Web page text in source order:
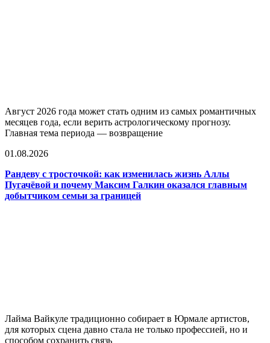
Август 2026 года может стать одним из самых романтичных
месяцев года, если верить астрологическому прогнозу.
Главная тема периода — возвращение
01.08.2026
Рандеву с тросточкой: как изменилась жизнь Аллы
Пугачёвой и почему Максим Галкин оказался главным
добытчиком семьи за границей
Лайма Вайкуле традиционно собирает в Юрмале артистов,
для которых сцена давно стала не только профессией, но и
способом сохранить связь